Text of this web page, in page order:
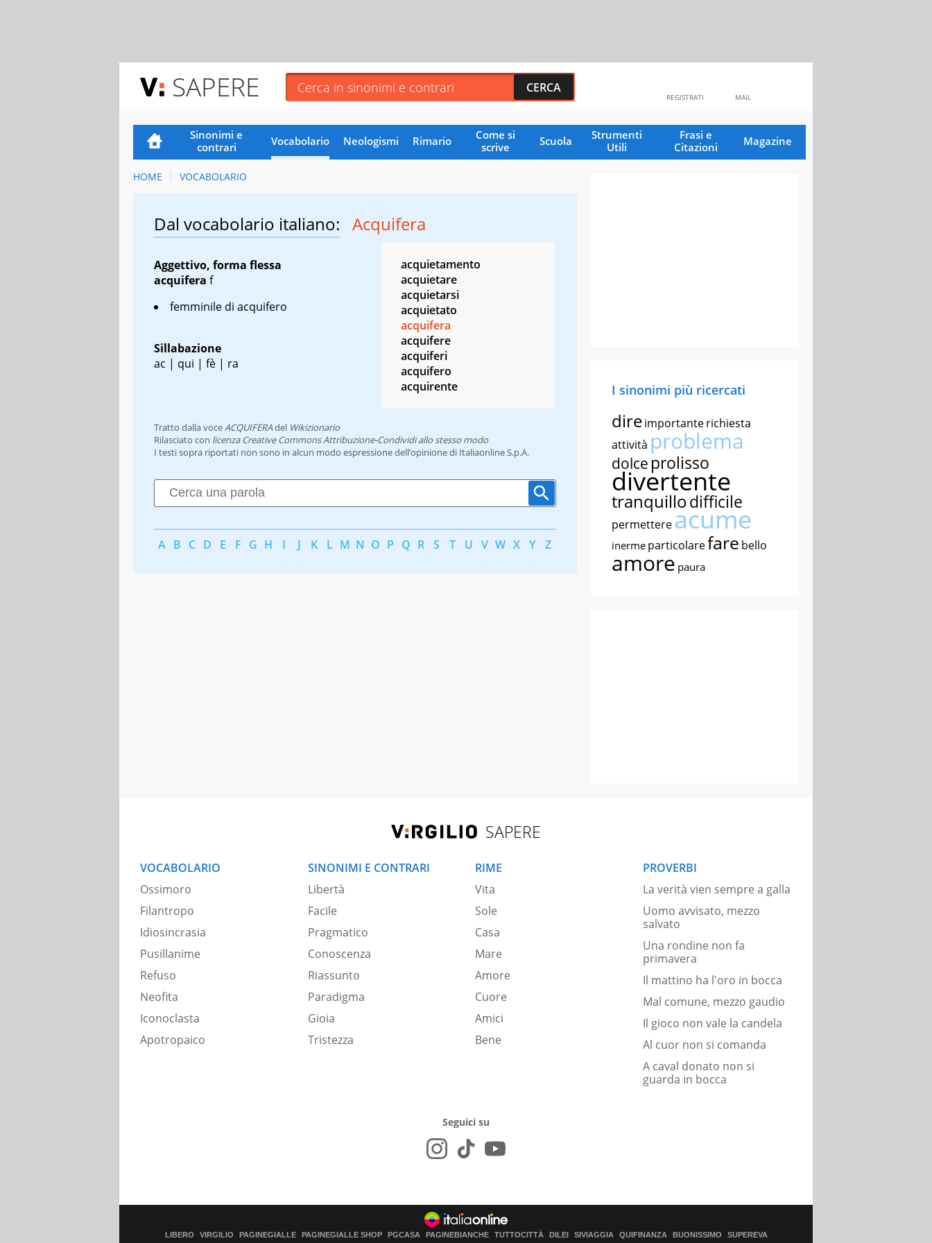
SAPERE MAIL
REGISTRATI
Sinonimi e
contrari
Vocabolario Neologismi Rimario
Come si
scrive
Scuola
Strumenti
Utili
Frasi e
Citazioni
Magazine
HOME VOCABOLARIO
Dal vocabolario italiano: Acquifera
Aggettivo, forma flessa
acquifera f
femminile di acquifero
Sillabazione
ac | qui | fè | ra
acquietamento
acquietare
acquietarsi
acquietato
acquifera
acquifere
acquiferi
acquifero
acquirente
Tratto dalla voce ACQUIFERAdel Wikizionario
Rilasciato con licenza Creative Commons Attribuzione-Condividi allo stesso modo
I testi sopra riportati non sono in alcun modo espressione dell’opinione di Italiaonline S.p.A.
A B C D E F G H I J K L M N O P Q R S T U V W X Y Z
I sinonimi più ricercati
direimportanterichiesta
attività problema
dolce prolisso
divertente
tranquillodifficile
permettereacume
inerme particolarefare bello
amore paura
SAPERE
VOCABOLARIO
Ossimoro
Filantropo
Idiosincrasia
Pusillanime
Refuso
Neofita
Iconoclasta
Apotropaico
SINONIMI E CONTRARI
Libertà
Facile
Pragmatico
Conoscenza
Riassunto
Paradigma
Gioia
Tristezza
RIME
Vita
Sole
Casa
Mare
Amore
Cuore
Amici
Bene
PROVERBI
La verità vien sempre a galla
Uomo avvisato, mezzo
salvato
Una rondine non fa
primavera
Il mattino ha l'oro in bocca
Mal comune, mezzo gaudio
Il gioco non vale la candela
Al cuor non si comanda
A caval donato non si
guarda in bocca
Seguici su
LIBERO VIRGILIO PAGINEGIALLE PAGINEGIALLE SHOP PGCASA PAGINEBIANCHE TUTTOCITTÀ DILEI SIVIAGGIA QUIFINANZA BUONISSIMO SUPEREVA